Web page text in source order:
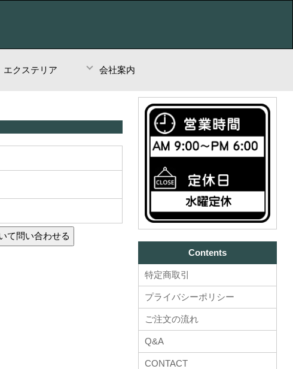
エクステリア 会社案内
Contents
特定商取引
プライバシーポリシー
ご注文の流れ
Q&A
CONTACT